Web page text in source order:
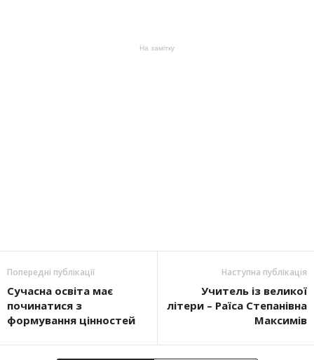
На замітку
Попередні публікації
Сучасна освіта має
починатися з
формування цінностей
Наступна публікація
Учитель із великої
літери – Раїса Степанівна
Максимів